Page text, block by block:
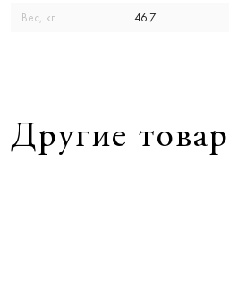
Вес, кг 46.7
Другие